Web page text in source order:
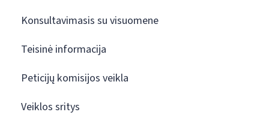
Konsultavimasis su visuomene
Teisinė informacija
Peticijų komisijos veikla
Veiklos sritys